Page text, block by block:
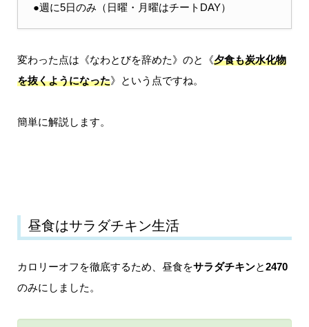
●週に5日のみ（日曜・月曜はチートDAY）
変わった点は《なわとびを辞めた》のと《夕食も炭水化物
を抜くようになった》という点ですね。
簡単に解説します。
昼食はサラダチキン生活
カロリーオフを徹底するため、昼食をサラダチキンと2470
のみにしました。